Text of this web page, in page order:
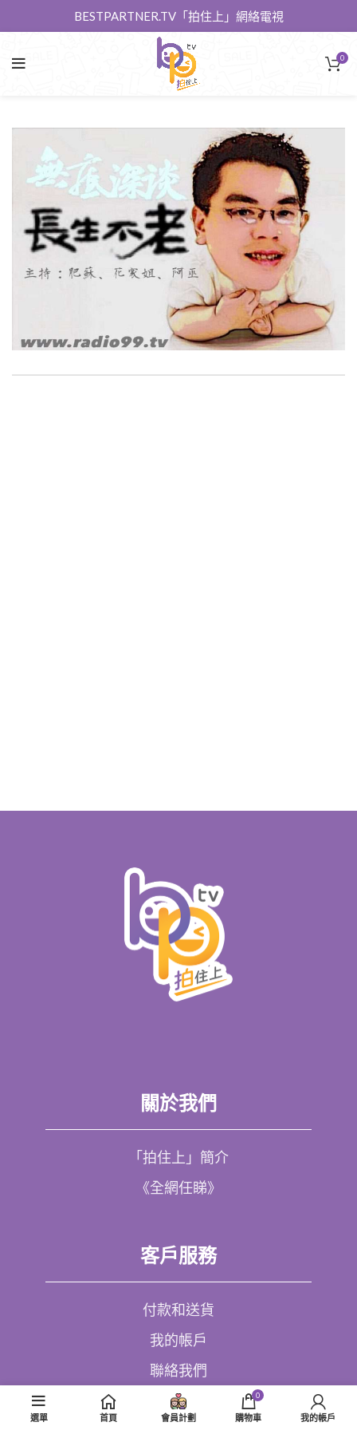
BESTPARTNER.TV「拍住上」網絡電視
0
關於我們
「拍住上」簡介
《全網任睇》
客戶服務
付款和送貨
我的帳戶
聯絡我們
選單 首頁 會員計劃
0
購物車 我的帳戶